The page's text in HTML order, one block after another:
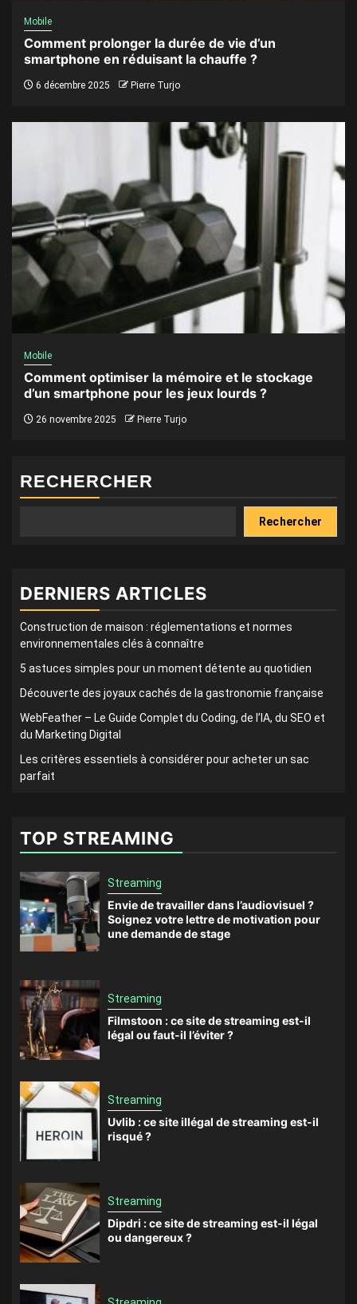
Mobile
Comment prolonger la durée de vie d’un
smartphone en réduisant la chauffe ?
6 décembre 2025 Pierre Turjo
Mobile
Comment optimiser la mémoire et le stockage
d’un smartphone pour les jeux lourds ?
26 novembre 2025 Pierre Turjo
RECHERCHER
Rechercher
DERNIERS ARTICLES
Construction de maison : réglementations et normes
environnementales clés à connaître
5 astuces simples pour un moment détente au quotidien
Découverte des joyaux cachés de la gastronomie française
WebFeather – Le Guide Complet du Coding, de l’IA, du SEO et
du Marketing Digital
Les critères essentiels à considérer pour acheter un sac
parfait
TOP STREAMING
Streaming
Envie de travailler dans l’audiovisuel ?
Soignez votre lettre de motivation pour
une demande de stage
Streaming
Filmstoon : ce site de streaming est-il
légal ou faut-il l’éviter ?
Streaming
Uvlib : ce site illégal de streaming est-il
risqué ?
Streaming
Dipdri : ce site de streaming est-il légal
ou dangereux ?